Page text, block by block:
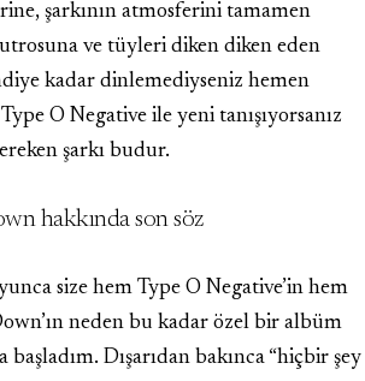
şarkının atmosferini tamamen
ve tüyleri diken diken eden
kadar dinlemediyseniz hemen
O Negative ile yeni tanışıyorsanız
şarkı budur.
hakkında son söz
size hem Type O Negative’in hem
neden bu kadar özel bir albüm
Dışarıdan bakınca “hiçbir şey